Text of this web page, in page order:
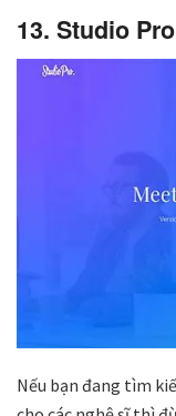
13. Studio Pro
Nếu bạn đang tìm